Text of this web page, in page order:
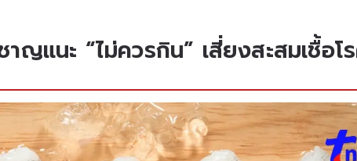
ญแนะ “ไม่ควรกิน” เสี่ยงสะสมเชื้อโ